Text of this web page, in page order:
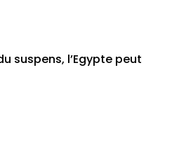
suspens, l’Egypte peut